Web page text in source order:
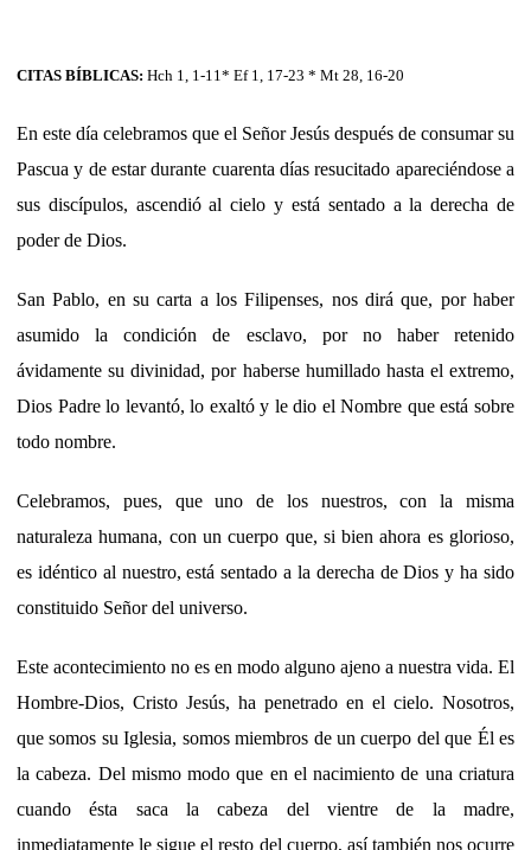
CITAS BÍBLICAS: Hch 1, 1-11* Ef 1, 17-23 * Mt 28, 16-20
En este día celebramos que el Señor Jesús después de consumar su
Pascua y de estar durante cuarenta días resucitado apareciéndose a
sus discípulos, ascendió al cielo y está sentado a la derecha de
poder de Dios.
San Pablo, en su carta a los Filipenses, nos dirá que, por haber
asumido la condición de esclavo, por no haber retenido
ávidamente su divinidad, por haberse humillado hasta el extremo,
Dios Padre lo levantó, lo exaltó y le dio el Nombre que está sobre
todo nombre.
Celebramos, pues, que uno de los nuestros, con la misma
naturaleza humana, con un cuerpo que, si bien ahora es glorioso,
es idéntico al nuestro, está sentado a la derecha de Dios y ha sido
constituido Señor del universo.
Este acontecimiento no es en modo alguno ajeno a nuestra vida. El
Hombre-Dios, Cristo Jesús, ha penetrado en el cielo. Nosotros,
que somos su Iglesia, somos miembros de un cuerpo del que Él es
la cabeza. Del mismo modo que en el nacimiento de una criatura
cuando ésta saca la cabeza del vientre de la madre,
inmediatamente le sigue el resto del cuerpo, así también nos ocurre